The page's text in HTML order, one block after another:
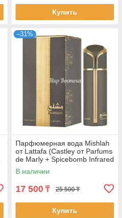
Купить
–31%
Парфюмерная вода Mishlah
от Lattafa (Castley от Parfums
de Marly + Spicebomb Infrared
от Viktor&Rolf, 100 мл)
В наличии
17 500 ₸ 25 500 ₸
Купить